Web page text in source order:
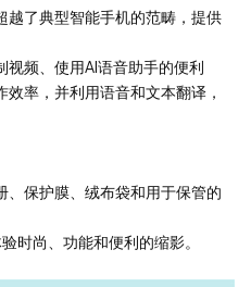
越了典型智能手机的范畴，提供
频、使用AI语音助手的便利
率，并利用语音和文本翻译，
保护膜、绒布袋和用于保管的
时尚、功能和便利的缩影。